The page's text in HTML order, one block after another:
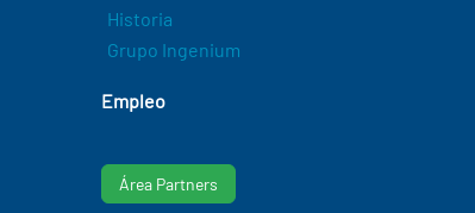
Historia
Grupo Ingenium
Empleo
Área Partners